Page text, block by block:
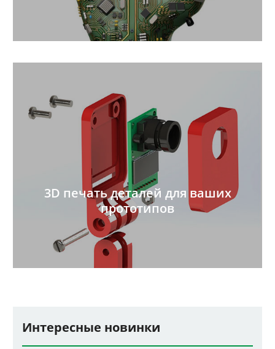
3D печать деталей для ваших
прототипов
Интересные новинки